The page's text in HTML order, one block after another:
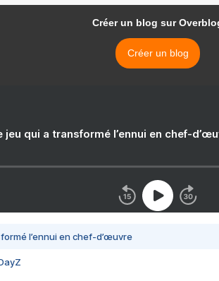
Créer un blog sur
Créer un blog
jeu qui a transformé l’ennui en chef-
l’ennui en chef-d’œuvre